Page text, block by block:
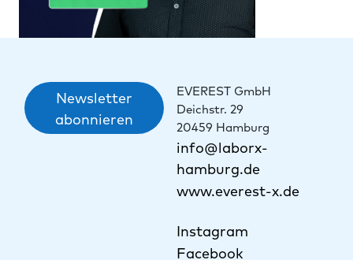
Newsletter
abonnieren
EVEREST GmbH
Deichstr. 29
20459 Hamburg
info@laborx-
hamburg.de
www.everest-x.de
Instagram
Facebook